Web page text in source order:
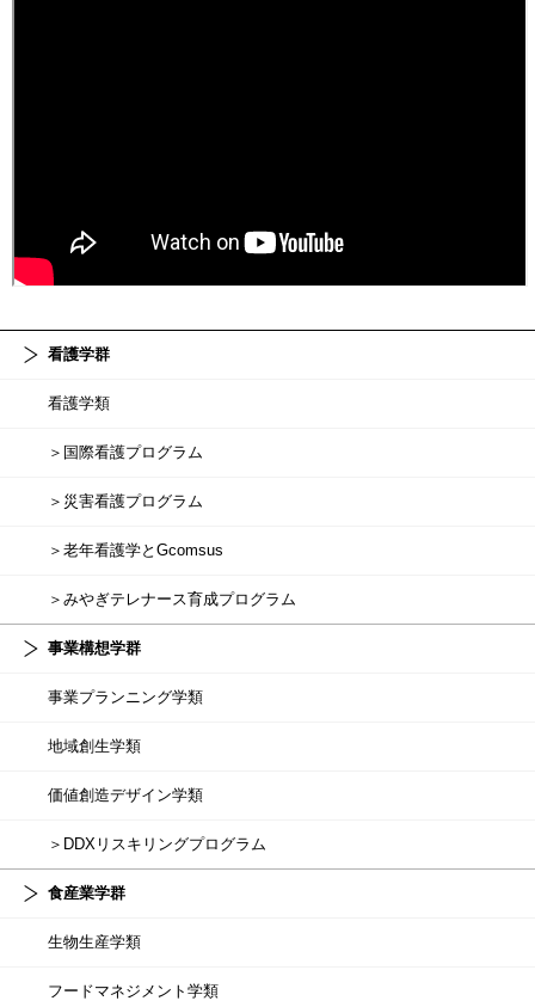
看護学群
看護学類
＞国際看護プログラム
＞災害看護プログラム
＞老年看護学とGcomsus
＞みやぎテレナース育成プログラム
事業構想学群
事業プランニング学類
地域創生学類
価値創造デザイン学類
＞DDXリスキリングプログラム
食産業学群
生物生産学類
フードマネジメント学類